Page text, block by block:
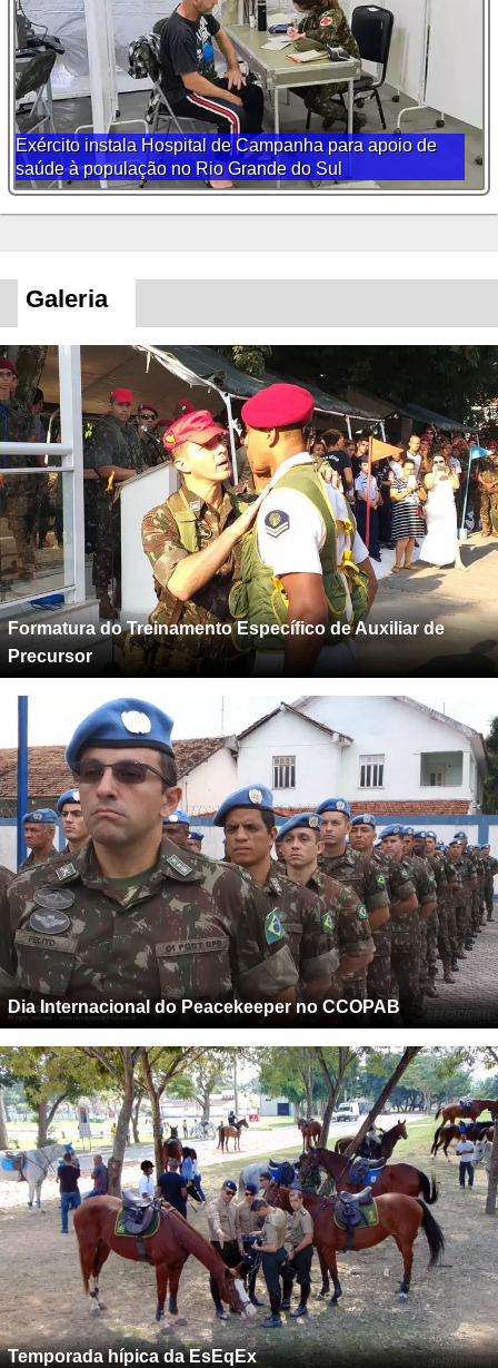
Exército instala Hospital de Campanha para apoio de
saúde à população no Rio Grande do Sul
Galeria
Formatura do Treinamento Específico de Auxiliar de
Precursor
Dia Internacional do Peacekeeper no CCOPAB
Temporada hípica da EsEqEx